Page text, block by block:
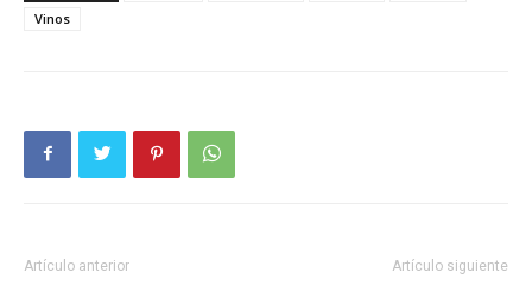
Vinos
Artículo anterior Artículo siguiente